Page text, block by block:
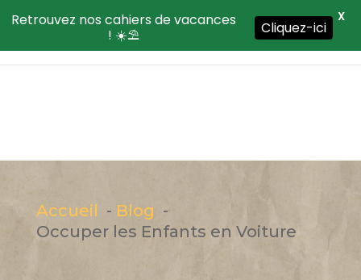
Accueil
Blog
Occuper les Enfants en Voiture
Retrouvez nos cahiers de vacances
! ☀️⛱️
Cliquez-ici
X